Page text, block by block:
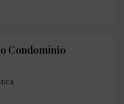
Condomínio